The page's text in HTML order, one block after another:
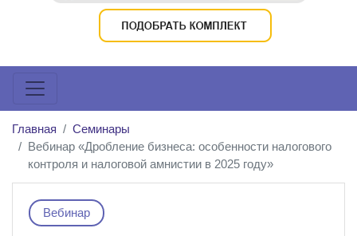
Главная
Семинары
Вебинар «Дробление бизнеса: особенности налогового
контроля и налоговой амнистии в 2025 году»
Вебинар